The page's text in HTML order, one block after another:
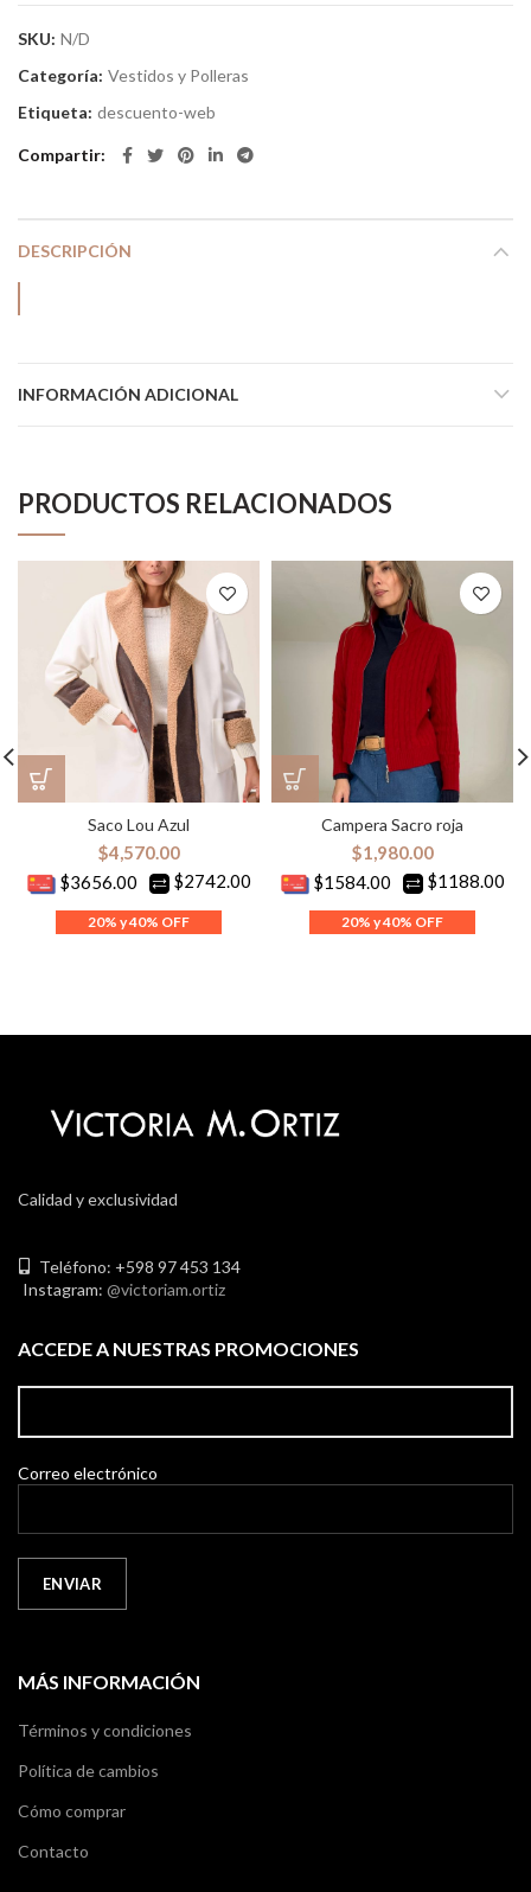
SKU: N/D
Categoría: Vestidos y Polleras
Etiqueta: descuento-web
Compartir
DESCRIPCIÓN
INFORMACIÓN ADICIONAL
PRODUCTOS RELACIONADOS
Saco Lou Azul
$4,570.00
$3656.00
$2742.00
Campera Sacro roja
$1,980.00
$1584.00
$1188.00
Calidad y exclusividad
Teléfono: +598 97 453 134
Instagram: @victoriam.ortiz
ACCEDE A NUESTRAS PROMOCIONES
Correo electrónico
MÁS INFORMACIÓN
Términos y condiciones
Política de cambios
Cómo comprar
Contacto